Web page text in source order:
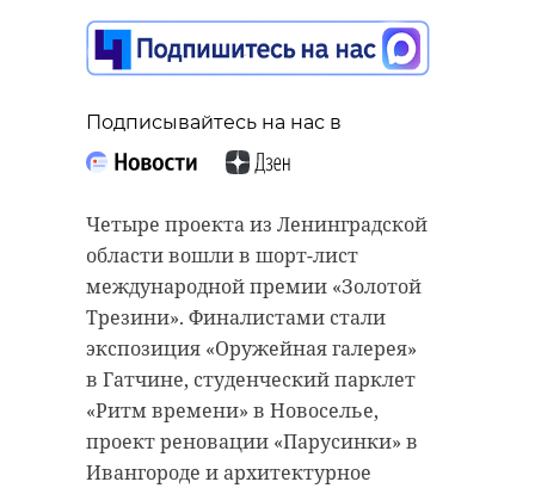
Подписывайтесь на нас в
Четыре проекта из Ленинградской
области вошли в шорт-лист
международной премии «Золотой
Трезини». Финалистами стали
экспозиция «Оружейная галерея»
в Гатчине, студенческий парклет
«Ритм времени» в Новоселье,
проект реновации «Парусинки» в
Ивангороде и архитектурное